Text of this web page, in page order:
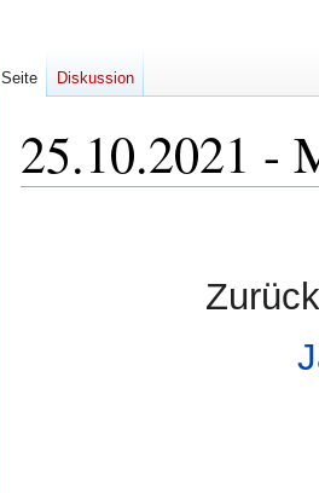
25.10.2021 -
Seite Diskussion